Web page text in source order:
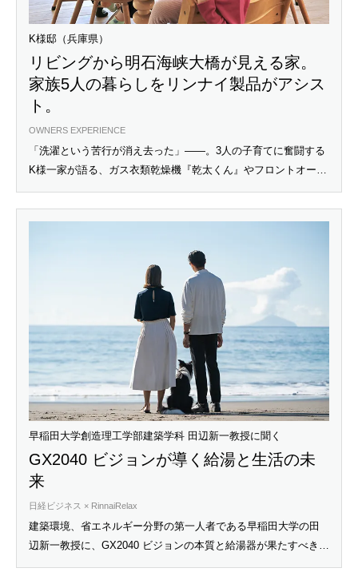
K様邸（兵庫県）
リビングから明石海峡大橋が見える家。
家族5人の暮らしをリンナイ製品がアシス
ト。
OWNERS EXPERIENCE
「洗濯という苦行が消え去った」――。3人の子育てに奮闘する
K様一家が語る、ガス衣類乾燥機『乾太くん』やフロントオープ
シア』のオート調理体験など、忙しい毎日をリラックスタイム
早稲田大学創造理工学部建築学科 田辺新一教授に聞く
GX2040 ビジョンが導く給湯と生活の未
来
日経ビジネス × RinnaiRelax
建築環境、省エネルギー分野の第一人者である早稲田大学の田
辺新一教授に、GX2040 ビジョンの本質と給湯器が果たすべき役
割について聞いた。